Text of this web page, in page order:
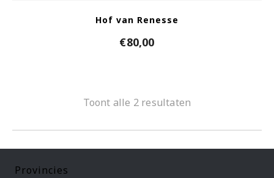
Hof van Renesse
€80,00
Toont alle 2 resultaten
Provincies